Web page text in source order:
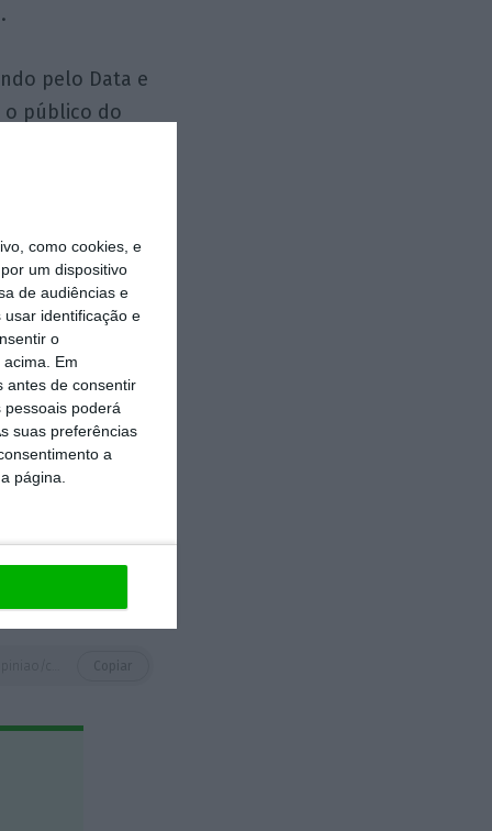
como cookies, e
um dispositivo
de audiências e
identificação e
o
Em
antes de consentir
poderá
suas preferências
a
página.
pelo Data e
o público do
um
caso seja
vos